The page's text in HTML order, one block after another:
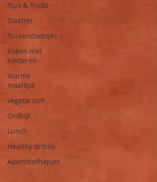
Tips & Tricks
Slaatjes
Tussendoortjes
Koken met
kinderen
Warme
maaltijd
vegetarisch
Ontbijt
Lunch
Healthy drinks
Apertitiefhapjes